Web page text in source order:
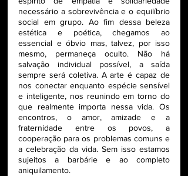
necessário a sobrevivência e o equilíbrio
social em grupo. Ao fim dessa beleza
estética e poética, chegamos ao
essencial e óbvio mas, talvez, por isso
mesmo, permaneça oculto. Não há
salvação individual possível, a saída
sempre será coletiva. A arte é capaz de
nos conectar enquanto espécie sensível
e inteligente, nos reunindo em torno do
que realmente importa nessa vida. Os
encontros, o amor, amizade e a
fraternidade entre os povos, a
cooperação para os problemas comuns e
a celebração da vida. Sem isso estamos
sujeitos a barbárie e ao completo
aniquilamento.